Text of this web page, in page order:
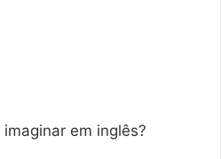
em inglês?